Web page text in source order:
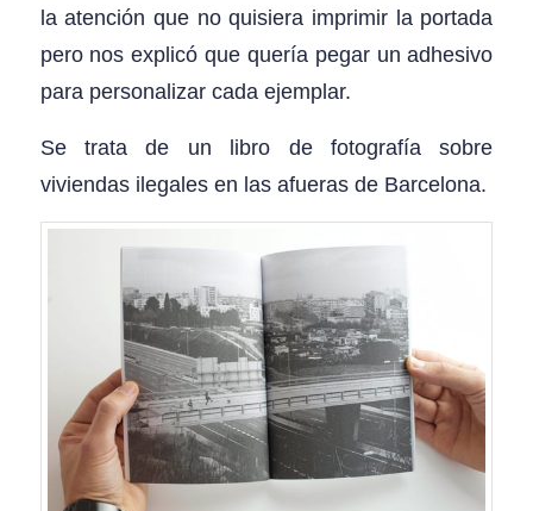
la atención que no quisiera imprimir la portada
pero nos explicó que quería pegar un adhesivo
para personalizar cada ejemplar.
Se trata de un libro de fotografía sobre
viviendas ilegales en las afueras de Barcelona.